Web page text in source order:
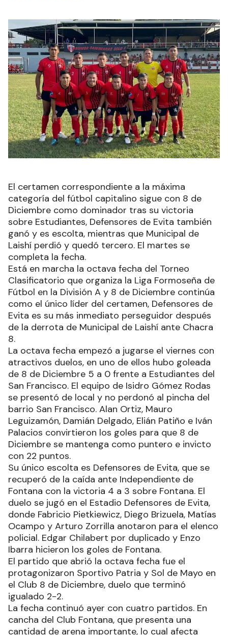
El certamen correspondiente a la máxima
categoría del fútbol capitalino sigue con 8 de
Diciembre como dominador tras su victoria
sobre Estudiantes, Defensores de Evita también
ganó y es escolta, mientras que Municipal de
Laishí perdió y quedó tercero. El martes se
completa la fecha.
Está en marcha la octava fecha del Torneo
Clasificatorio que organiza la Liga Formoseña de
Fútbol en la División A y 8 de Diciembre continúa
como el único líder del certamen, Defensores de
Evita es su más inmediato perseguidor después
de la derrota de Municipal de Laishí ante Chacra
8.
La octava fecha empezó a jugarse el viernes con
atractivos duelos, en uno de ellos hubo goleada
de 8 de Diciembre 5 a 0 frente a Estudiantes del
San Francisco. El equipo de Isidro Gómez Rodas
se presentó de local y no perdonó al pincha del
barrio San Francisco. Alan Ortiz, Mauro
Leguizamón, Damián Delgado, Elián Patiño e Iván
Palacios convirtieron los goles para que 8 de
Diciembre se mantenga como puntero e invicto
con 22 puntos.
Su único escolta es Defensores de Evita, que se
recuperó de la caída ante Independiente de
Fontana con la victoria 4 a 3 sobre Fontana. El
duelo se jugó en el Estadio Defensores de Evita,
donde Fabricio Pietkiewicz, Diego Brizuela, Matías
Ocampo y Arturo Zorrilla anotaron para el elenco
policial. Edgar Chilabert por duplicado y Enzo
Ibarra hicieron los goles de Fontana.
El partido que abrió la octava fecha fue el
protagonizaron Sportivo Patria y Sol de Mayo en
el Club 8 de Diciembre, duelo que terminó
igualado 2-2.
La fecha continuó ayer con cuatro partidos. En
cancha del Club Fontana, que presenta una
cantidad de arena importante, lo cual afecta